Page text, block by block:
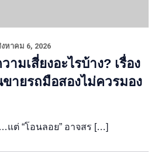
งหาคม 6, 2026
มเสี่ยงอะไรบ้าง? เรื่อง
ายรถมือสองไม่ควรมอง
แต่ “โอนลอย” อาจสร […]